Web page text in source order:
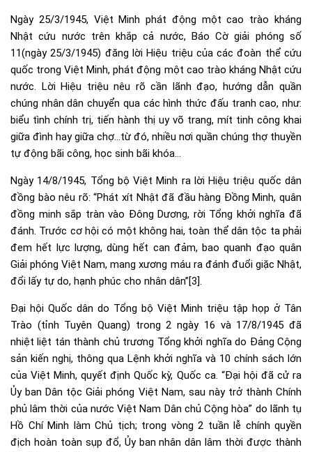
Ngày 25/3/1945, Việt Minh phát động một cao trào kháng
Nhật cứu nước trên khắp cả nước, Báo Cờ giải phóng số
11(ngày 25/3/1945) đăng lời Hiệu triệu của các đoàn thể cứu
quốc trong Việt Minh, phát động một cao trào kháng Nhật cứu
nước. Lời Hiệu triệu nêu rõ cần lãnh đạo, hướng dẫn quần
chúng nhân dân chuyển qua các hình thức đấu tranh cao, như:
biểu tình chính trị, tiến hành thị uy võ trang, mít tinh công khai
giữa đình hay giữa chợ…từ đó, nhiều nơi quần chúng thợ thuyền
tự động bãi công, học sinh bãi khóa…
Ngày 14/8/1945, Tổng bộ Việt Minh ra lời Hiệu triệu quốc dân
đồng bào nêu rõ: “Phát xít Nhật đã đầu hàng Đồng Minh, quân
đồng minh sắp tràn vào Đông Dương, rời Tổng khởi nghĩa đã
đánh. Trước cơ hội có một không hai, toàn thể dân tộc ta phải
đem hết lực lượng, dùng hết can đảm, bao quanh đạo quân
Giải phóng Việt Nam, mang xương máu ra đánh đuổi giặc Nhật,
đổi lấy tự do, hạnh phúc cho nhân dân”[3].
Đại hội Quốc dân do Tổng bộ Việt Minh triệu tập họp ở Tân
Trào (tỉnh Tuyên Quang) trong 2 ngày 16 và 17/8/1945 đã
nhiệt liệt tán thành chủ trương Tổng khởi nghĩa do Đảng Cộng
sản kiến nghị, thông qua Lệnh khởi nghĩa và 10 chính sách lớn
của Việt Minh, quyết định Quốc kỳ, Quốc ca. “Đại hội đã cử ra
Ủy ban Dân tộc Giải phóng Việt Nam, sau này trở thành Chính
phủ lâm thời của nước Việt Nam Dân chủ Cộng hòa” do lãnh tụ
Hồ Chí Minh làm Chủ tịch; trong vòng 2 tuần lễ chính quyền
địch hoàn toàn sụp đổ, Ủy ban nhân dân lâm thời được thành